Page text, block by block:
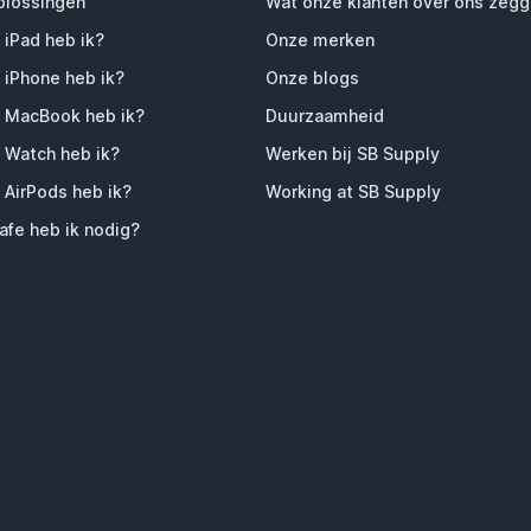
heb ik?
heb ik?
heb ik?
heb ik?
heb ik?
heb ik nodig?
Onze merken
Onze blogs
Duurzaamheid
Werken bij SB Supply
Working at SB Supply